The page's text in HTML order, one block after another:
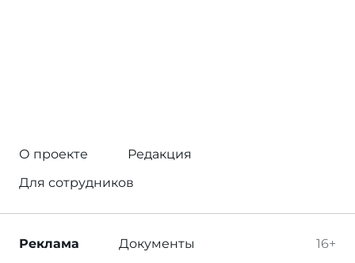
О проекте
Редакция
Для сотрудников
16+
Реклама Документы